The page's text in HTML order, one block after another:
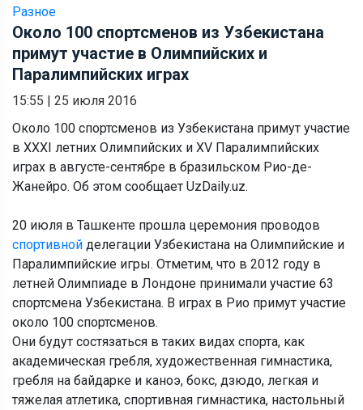
Разное
Около 100 спортсменов из Узбекистана
примут участие в Олимпийских и
Паралимпийских играх
15:55 | 25 июля 2016
Около 100 спортсменов из Узбекистана примут участие
в XXXI летних Олимпийских и XV Паралимпийских
играх в августе-сентябре в бразильском Рио-де-
Жанейро. Об этом сообщает UzDaily.uz.
20 июля в Ташкенте прошла церемония проводов
спортивной делегации Узбекистана на Олимпийские и
Паралимпийские игры. Отметим, что в 2012 году в
летней Олимпиаде в Лондоне принимали участие 63
спортсмена Узбекистана. В играх в Рио примут участие
около 100 спортсменов.
Они будут состязаться в таких видах спорта, как
академическая гребля, художественная гимнастика,
гребля на байдарке и каноэ, бокс, дзюдо, легкая и
тяжелая атлетика, спортивная гимнастика, настольный